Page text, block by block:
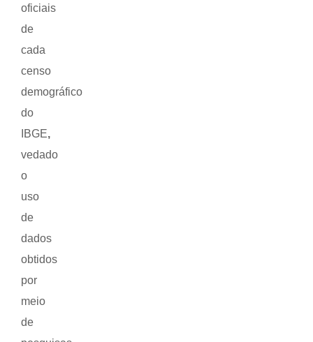
oficiais
de
cada
censo
demográfico
do
IBGE,
vedado
o
uso
de
dados
obtidos
por
meio
de